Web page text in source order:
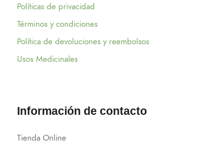
Políticas de privacidad
Términos y condiciones
Política de devoluciones y reembolsos
Usos Medicinales
Información de contacto
Tienda Online